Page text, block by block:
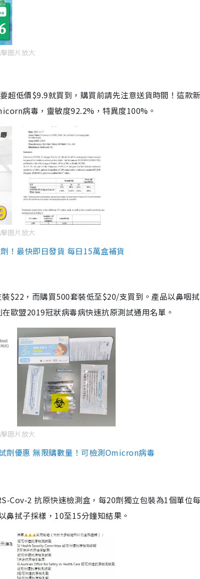
圖片放大
低價$9.9就買到，購買前請先注意送貨時間！這款
病毒，靈敏度92.2%，特異度100%。
圖片放大
！最快即日發貨 每日15萬盒補貨
$22，而購買500套裝低至$20/支買到。產品以鼻咽
歐盟2019冠狀病毒病快速抗原測試通用名單。
圖片放大
劑優惠 無限購數量！可檢測Omicron病毒
Cov-2 抗原快速檢測盒，每20劑獨立包裝為1個單位
拭子採樣，10至15分鐘知結果。